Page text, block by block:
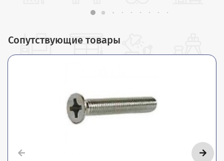
Сопутствующие товары